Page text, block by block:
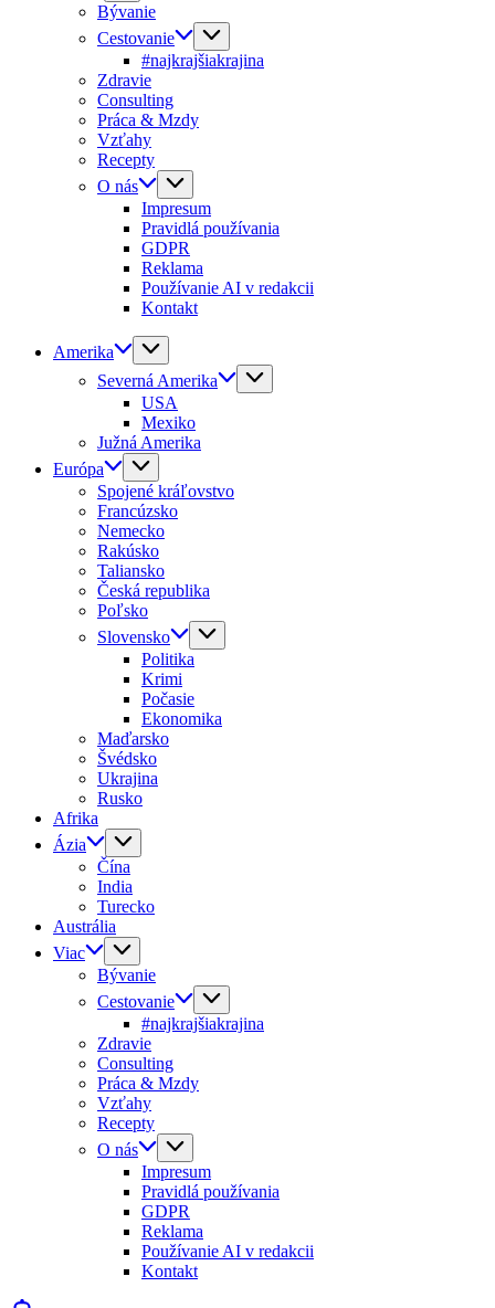
Bývanie
Cestovanie
#najkrajšiakrajina
Zdravie
Consulting
Práca & Mzdy
Vzťahy
Recepty
O nás
Impresum
Pravidlá používania
GDPR
Reklama
Používanie AI v redakcii
Kontakt
Amerika
Severná Amerika
USA
Mexiko
Južná Amerika
Európa
Spojené kráľovstvo
Francúzsko
Nemecko
Rakúsko
Taliansko
Česká republika
Poľsko
Slovensko
Politika
Krimi
Počasie
Ekonomika
Maďarsko
Švédsko
Ukrajina
Rusko
Afrika
Ázia
Čína
India
Turecko
Austrália
Viac
Bývanie
Cestovanie
#najkrajšiakrajina
Zdravie
Consulting
Práca & Mzdy
Vzťahy
Recepty
O nás
Impresum
Pravidlá používania
GDPR
Reklama
Používanie AI v redakcii
Kontakt